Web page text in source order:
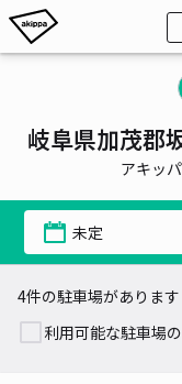
岐阜県加茂郡
アキッ
未定
4件の駐車場があります
利用可能な駐車場